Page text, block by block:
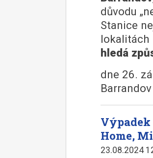
důvodu
Stanice
lokalitách
hledá
dne 26.
Výpadek
Home,
23.08.2024